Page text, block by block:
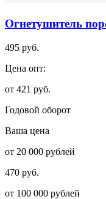
Огнетушитель
495 руб.
Цена опт:
от 421 руб.
Годовой оборот
Ваша цена
от 20 000 рублей
470 руб.
от 100 000 рублей